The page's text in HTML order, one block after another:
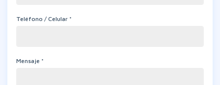
Teléfono / Celular *
Mensaje *